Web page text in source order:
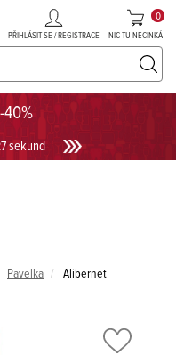
40%
sekund
PŘIHLÁSIT SE / REGISTRACE NIC TU NECINKÁ
0
UKÁZAT PROSECCO
Pavelka Alibernet